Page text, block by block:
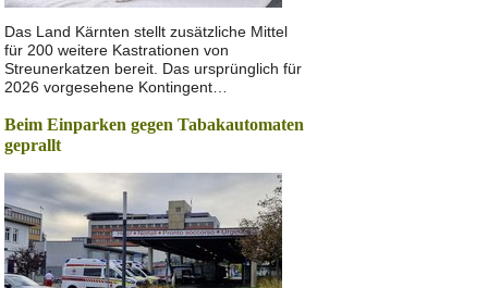
Das Land Kärnten stellt zusätzliche Mittel
für 200 weitere Kastrationen von
Streunerkatzen bereit. Das ursprünglich für
2026 vorgesehene Kontingent…
Beim Einparken gegen Tabakautomaten
geprallt